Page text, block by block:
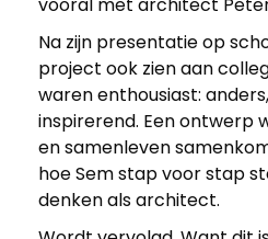
e
i
d
i
Na zijn presentatie op
project ook zien aan
waren enthousiast:
inspirerend. Een ontwerp
en samenleven
hoe Sem stap voor stap
denken als architect.